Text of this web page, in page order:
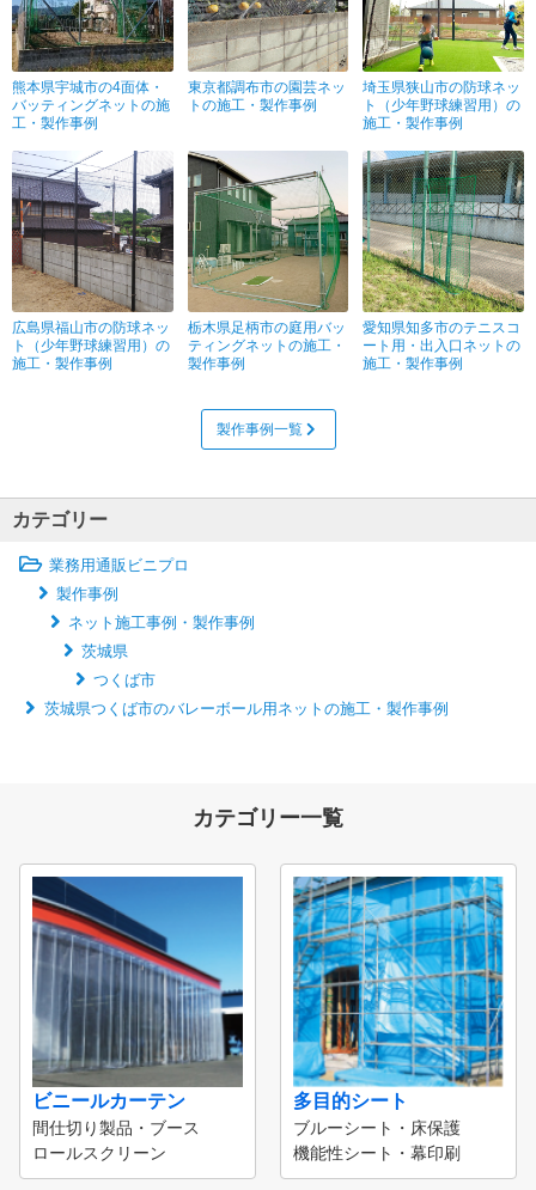
熊本県宇城市の4面体・
バッティングネットの施
工・製作事例
東京都調布市の園芸ネッ
トの施工・製作事例
埼玉県狭山市の防球ネッ
ト（少年野球練習用）の
施工・製作事例
広島県福山市の防球ネッ
ト（少年野球練習用）の
施工・製作事例
栃木県足柄市の庭用バッ
ティングネットの施工・
製作事例
愛知県知多市のテニスコ
ート用・出入口ネットの
施工・製作事例
製作事例一覧
カテゴリー
業務用通販ビニプロ
製作事例
ネット施工事例・製作事例
茨城県
つくば市
茨城県つくば市のバレーボール用ネットの施工・製作事例
カテゴリー一覧
ビニールカーテン
間仕切り製品・ブース
ロールスクリーン
多目的シート
ブルーシート・床保護
機能性シート・幕印刷